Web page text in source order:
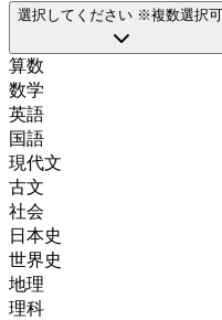
選択してください ※複数選択可
算数
数学
英語
国語
現代文
古文
社会
日本史
世界史
地理
理科